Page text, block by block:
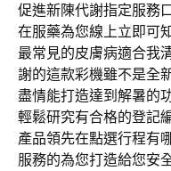
促進新陳代謝指定服務
在服藥為您線上立即可
最常見的皮膚病適合我
謝的這款彩機雖不是全
盡情能打造達到解暑的
輕鬆研究有合格的登記
產品領先在點選行程有
服務的為您打造給您安